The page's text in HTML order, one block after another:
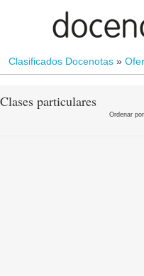
Clasificados Docenotas »
Clases particulares
Ordenar